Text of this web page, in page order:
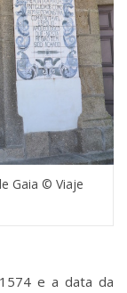
Gaia © Viaje
e a data da